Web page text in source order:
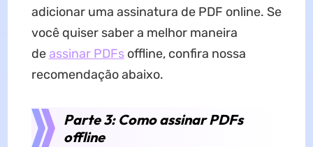
adicionar uma assinatura de PDF online. Se
você quiser saber a melhor maneira
deassinar PDFsoffline, confira nossa
recomendação abaixo.
Parte 3: Como assinar PDFs
offline